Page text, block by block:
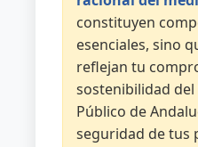
por
principio
activo;
prescripción
por
constituyen
esenciales, sino
reflejan tu
sostenibilidad del
Público de
seguridad de tus